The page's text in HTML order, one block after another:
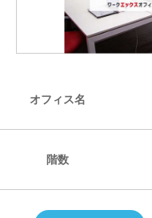
オフィス名
階数